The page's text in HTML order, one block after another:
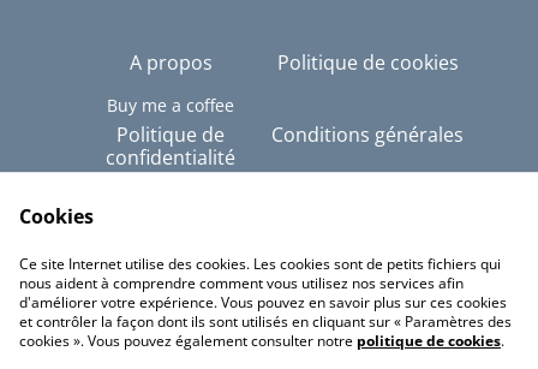
A propos
Buy me a coffee
Politique de cookies
Politique de
confidentialité
Conditions générales
Copyright © Tous
Linktree
Cookies
Ce site Internet utilise des cookies. Les cookies sont de petits fichiers qui
nous aident à comprendre comment vous utilisez nos services afin
d'améliorer votre expérience. Vous pouvez en savoir plus sur ces cookies
et contrôler la façon dont ils sont utilisés en cliquant sur « Paramètres des
cookies ». Vous pouvez également consulter notre politique de cookies.